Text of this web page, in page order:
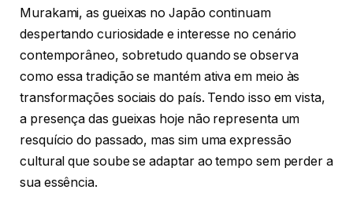
Murakami, as gueixas no Japão continuam
despertando curiosidade e interesse no cenário
contemporâneo, sobretudo quando se observa
como essa tradição se mantém ativa em meio às
transformações sociais do país. Tendo isso em vista,
a presença das gueixas hoje não representa um
resquício do passado, mas sim uma expressão
cultural que soube se adaptar ao tempo sem perder a
sua essência.